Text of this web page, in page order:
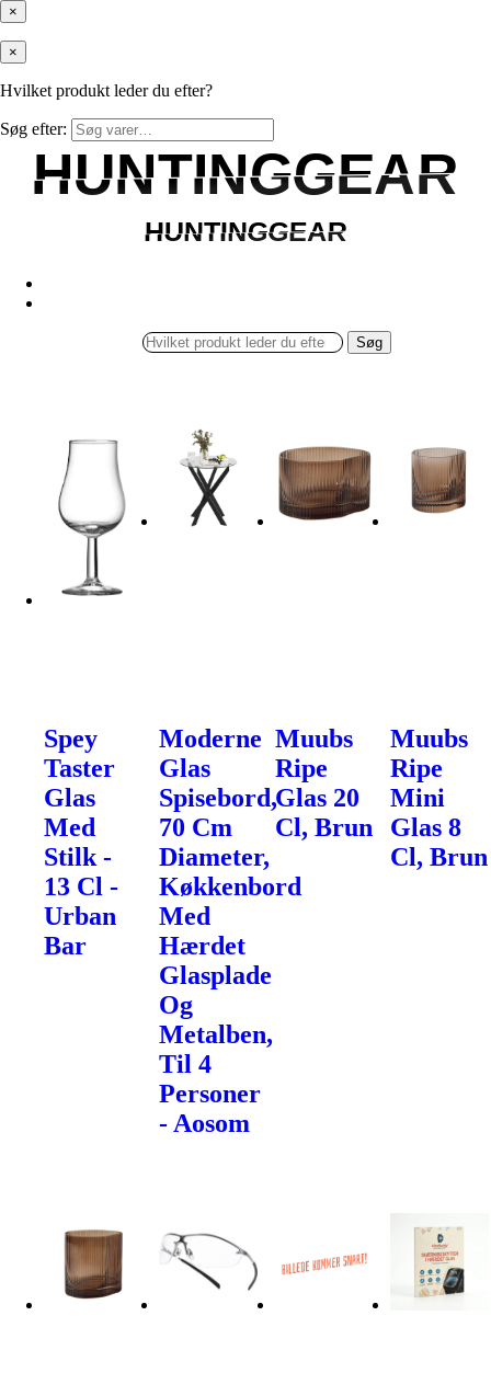
×
×
Hvilket produkt leder du efter?
Søg efter:
HUNTINGGEAR
HUNTINGGEAR
HUNTINGGEAR
HUNTINGGEAR
Søg
Spey
Taster
Glas
Med
Stilk -
13 Cl -
Urban
Bar
Moderne
Glas
Spisebord,
70 Cm
Diameter,
Køkkenbord
Med
Hærdet
Glasplade
Og
Metalben,
Til 4
Personer
- Aosom
Muubs
Ripe
Glas 20
Cl, Brun
Muubs
Ripe
Mini
Glas 8
Cl, Brun